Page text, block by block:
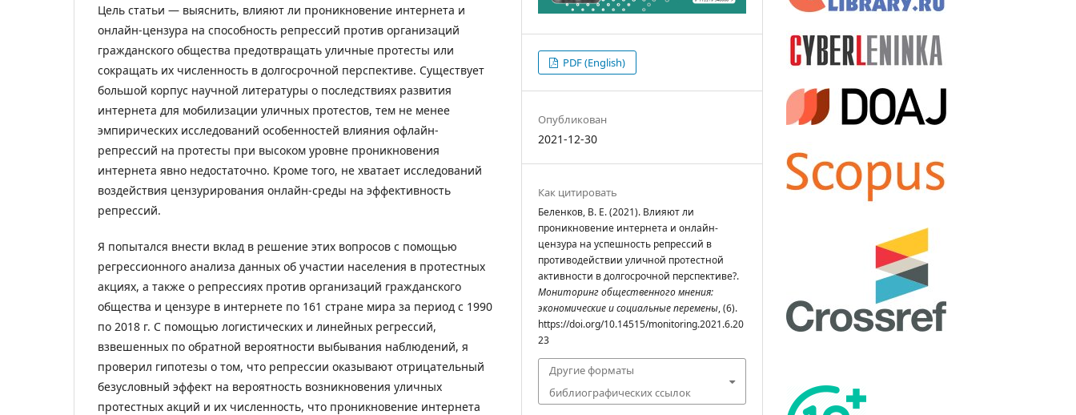
Цель статьи — выяснить, влияют ли проникновение интернета и
онлайн-цензура на способность репрессий против организаций
гражданского общества предотвращать уличные протесты или
сокращать их численность в долгосрочной перспективе. Существует
большой корпус научной литературы о последствиях развития
интернета для мобилизации уличных протестов, тем не менее
эмпирических исследований особенностей влияния офлайн-
репрессий на протесты при высоком уровне проникновения
интернета явно недостаточно. Кроме того, не хватает исследований
воздействия цензурирования онлайн-среды на эффективность
репрессий.
Я попытался внести вклад в решение этих вопросов с помощью
регрессионного анализа данных об участии населения в протестных
акциях, а также о репрессиях против организаций гражданского
общества и цензуре в интернете по 161 стране мира за период с 1990
по 2018 г. С помощью логистических и линейных регрессий,
взвешенных по обратной вероятности выбывания наблюдений, я
проверил гипотезы о том, что репрессии оказывают отрицательный
безусловный эффект на вероятность возникновения уличных
протестных акций и их численность, что проникновение интернета
PDF (English)
Опубликован
2021-12-30
Как цитировать
Беленков, В. Е. (2021). Влияют ли
проникновение интернета и онлайн-
цензура на успешность репрессий в
противодействии уличной протестной
активности в долгосрочной перспективе?.
Мониторинг общественного мнения:
экономические и социальные перемены, (6).
https://doi.org/10.14515/monitoring.2021.6.20
23
Другие форматы
библиографических ссылок